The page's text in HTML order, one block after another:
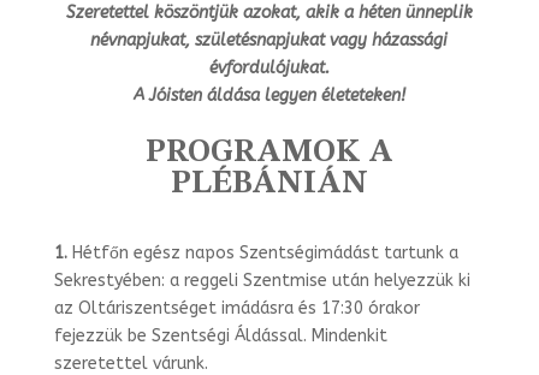
Szeretettel köszöntjük azokat, akik a héten ünneplik
névnapjukat, születésnapjukat vagy házassági
évfordulójukat.
A Jóisten áldása legyen életeteken!
PROGRAMOK A
PLÉBÁNIÁN
1.Hétfőn egész napos Szentségimádást tartunk a
Sekrestyében: a reggeli Szentmi­se után helyezzük ki
az Oltáriszentséget imádásra és 17:30 órakor
fejezzük be Szentségi Áldással. Mindenkit
szeretettel várunk.